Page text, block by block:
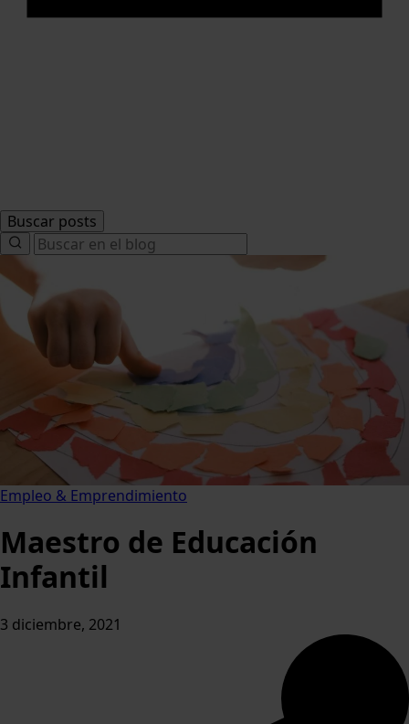
Buscar posts
Search
for:
Empleo & Emprendimiento
Maestro de Educación
Infantil
3 diciembre, 2021